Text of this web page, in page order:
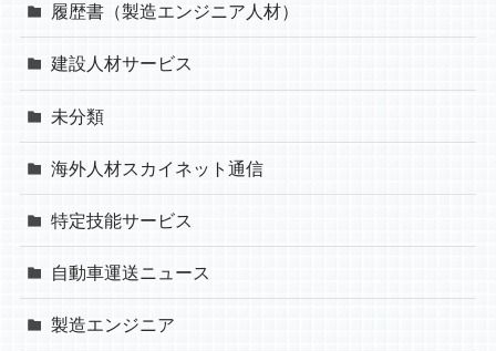
履歴書（製造エンジニア人材）
建設人材サービス
未分類
海外人材スカイネット通信
特定技能サービス
自動車運送ニュース
製造エンジニア